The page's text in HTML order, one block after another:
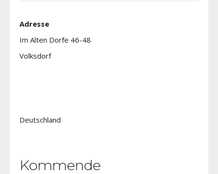
Adresse
Im Alten Dorfe 46-48
Volksdorf
Deutschland
Kommende